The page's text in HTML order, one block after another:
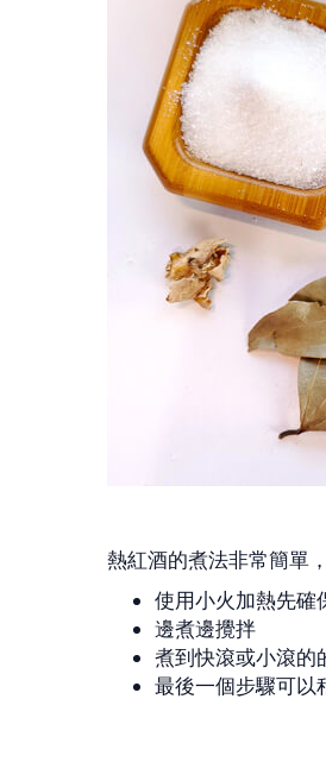
熱紅酒的煮法非常簡單
使用小火加熱先確
邊煮邊攪拌
煮到快滾或小滾的
最後一個步驟可以